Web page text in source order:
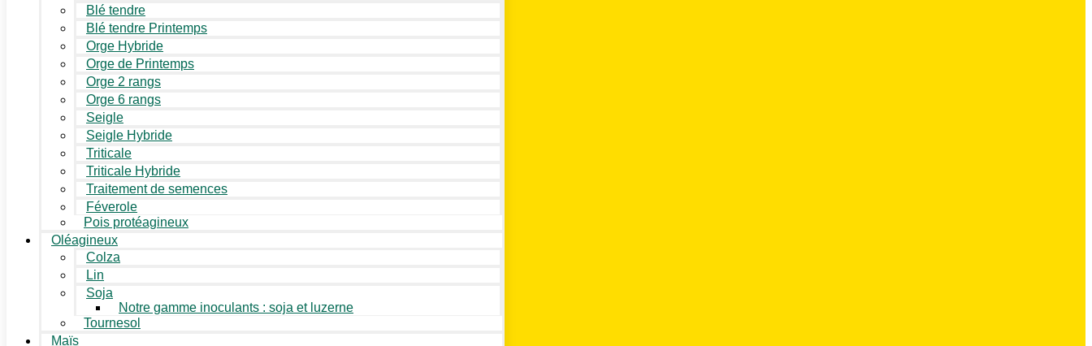
Blé tendre
Blé tendre Printemps
Orge Hybride
Orge de Printemps
Orge 2 rangs
Orge 6 rangs
Seigle
Seigle Hybride
Triticale
Triticale Hybride
Traitement de semences
Féverole
Pois protéagineux
Oléagineux
Colza
Lin
Soja
Notre gamme inoculants : soja et luzerne
Tournesol
Maïs